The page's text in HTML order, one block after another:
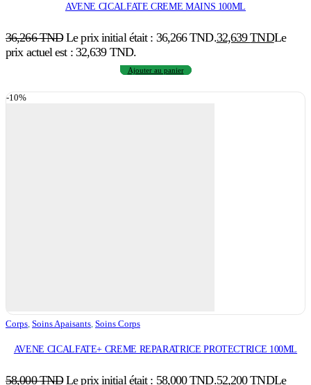
AVENE CICALFATE CREME MAINS 100ML
36,266TND Le prix initial était : 36,266 TND.32,639TNDLe
prix actuel est : 32,639 TND.
Ajouter au panier
-10%
Corps, Soins Apaisants, Soins Corps
AVENE CICALFATE+ CREME REPARATRICE PROTECTRICE 100ML
58,000TND Le prix initial était : 58,000 TND.52,200TNDLe